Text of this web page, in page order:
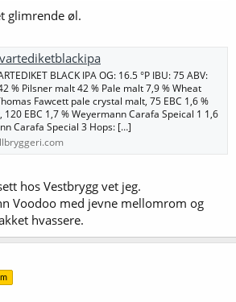
glimrende øl.
BLACK IPA OG: 16.5 °P IBU: 75 ABV:
% Pilsner malt 42 % Pale malt 7,9 % Wheat
Fawcett pale crystal malt, 75 EBC 1,6 %
120 EBC 1,7 % Weyermann Carafa Speical 1 1,6
Carafa Special 3 Hops: […]
hos Vestbrygg vet jeg.
Voodoo med jevne mellomrom og
hvassere.